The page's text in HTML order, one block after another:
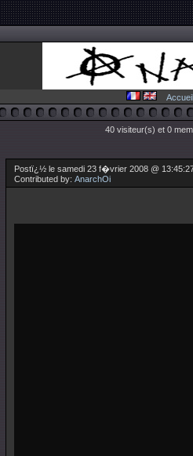
Accueil
40 visiteur(s) et 0
Postï¿½ le samedi 23 f�vrier 2008 @
Contributed by: AnarchOi